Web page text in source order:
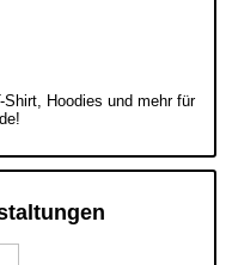
Hoodies und mehr für